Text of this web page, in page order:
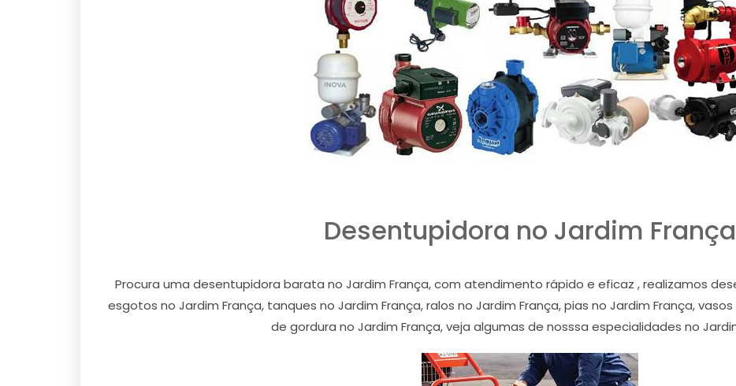
Desentupidora no Jardim França
Procura uma desentupidora barata no Jardim França, com atendimento rápido e eficaz , realizamos
esgotos no Jardim França, tanques no Jardim França, ralos no Jardim França, pias no Jardim França,
de gordura no Jardim França, veja algumas de nosssa especialidades no